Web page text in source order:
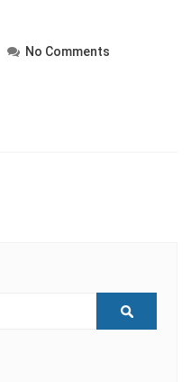
No Comments